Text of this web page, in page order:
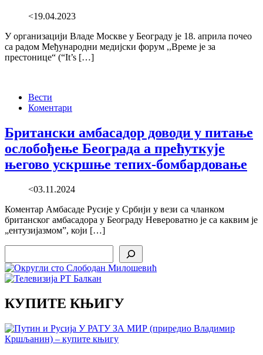
<19.04.2023
У организацији Владе Москве у Београду је 18. априла почео
са радом Међународни медијски форум ,,Време је за
престонице“ (“It’s […]
Вести
Коментари
Британски амбасадор доводи у питање
ослобођење Београда а прећуткује
његово ускршње тепих-бомбардовање
<03.11.2024
Коментар Амбасаде Русије у Србији у вези са чланком
британског амбасадора у Београду Невероватно је са каквим је
„ентузијазмом”, који […]
КУПИТЕ КЊИГУ